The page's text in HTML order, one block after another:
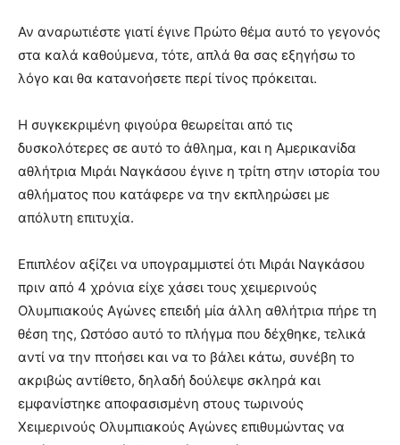
Αν αναρωτιέστε γιατί έγινε Πρώτο θέμα αυτό το γεγονός
στα καλά καθούμενα, τότε, απλά θα σας εξηγήσω το
λόγο και θα κατανοήσετε περί τίνος πρόκειται.
Η συγκεκριμένη φιγούρα θεωρείται από τις
δυσκολότερες σε αυτό το άθλημα, και η Αμερικανίδα
αθλήτρια Μιράι Ναγκάσου έγινε η τρίτη στην ιστορία του
αθλήματος που κατάφερε να την εκπληρώσει με
απόλυτη επιτυχία.
Επιπλέον αξίζει να υπογραμμιστεί ότι Μιράι Ναγκάσου
πριν από 4 χρόνια είχε χάσει τους χειμερινούς
Ολυμπιακούς Αγώνες επειδή μία άλλη αθλήτρια πήρε τη
θέση της, Ωστόσο αυτό το πλήγμα που δέχθηκε, τελικά
αντί να την πτοήσει και να το βάλει κάτω, συνέβη το
ακριβώς αντίθετο, δηλαδή δούλεψε σκληρά και
εμφανίστηκε αποφασισμένη στους τωρινούς
Χειμερινούς Ολυμπιακούς Αγώνες επιθυμώντας να